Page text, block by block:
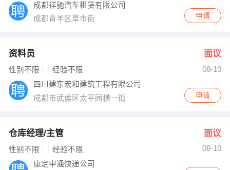
成都祥驰汽车租赁有限公司
成都青羊区草市街
申请
资料员 面议
性别不限 经验不限
08-10
四川建东宏和建筑工程有限公司
成都市武侯区太平园横一街
申请
仓库经理/主管 面议
性别不限 经验不限
08-10
康定申通快递公司